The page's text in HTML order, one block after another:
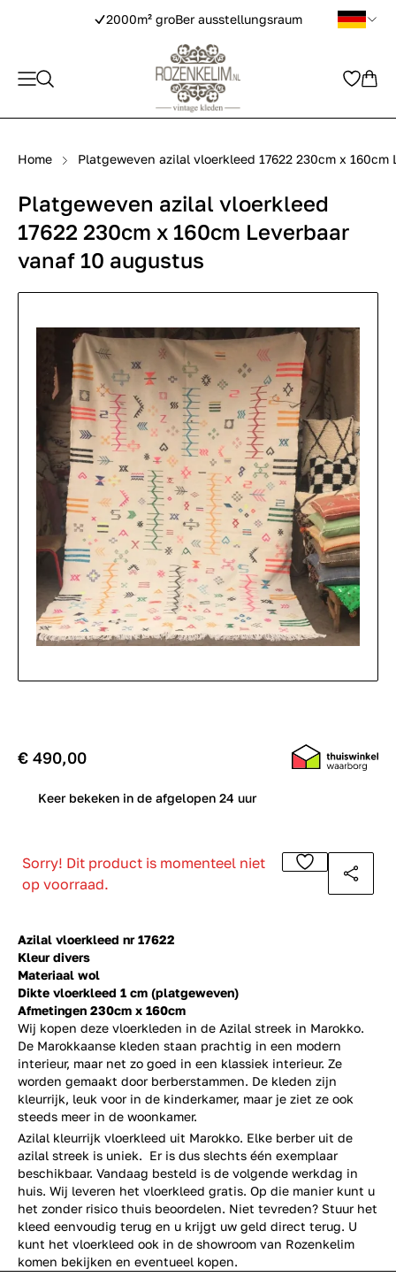
2000m² groBer ausstellungsraum
Home Platgeweven azilal vloerkleed 17622 230cm x 160cm
Platgeweven azilal vloerkleed
17622 230cm x 160cm Leverbaar
vanaf 10 augustus
Azilal vloerkleed nr 17622
Kleur divers
Materiaal wol
Dikte vloerkleed 1 cm (platgeweven)
Afmetingen 230cm x 160cm
Wij kopen deze vloerkleden in de Azilal streek in Marokko.
De Marokkaanse kleden staan prachtig in een modern
interieur, maar net zo goed in een klassiek interieur. Ze
worden gemaakt door berberstammen. De kleden zijn
kleurrijk, leuk voor in de kinderkamer, maar je ziet ze ook
steeds meer in de woonkamer.
€ 490,00
Keer bekeken in de afgelopen 24 uur
Sorry! Dit product is momenteel niet
op voorraad.
Azilal kleurrijk vloerkleed uit Marokko. Elke berber uit de
azilal streek is uniek. Er is dus slechts één exemplaar
beschikbaar. Vandaag besteld is de volgende werkdag in
huis. Wij leveren het vloerkleed gratis. Op die manier kunt u
het zonder risico thuis beoordelen. Niet tevreden? Stuur het
kleed eenvoudig terug en u krijgt uw geld direct terug. U
kunt het vloerkleed ook in de showroom van Rozenkelim
komen bekijken en eventueel kopen.